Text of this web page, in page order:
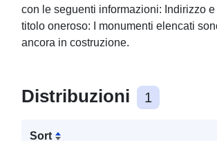
con le seguenti informazioni: Indirizzo
titolo oneroso: I monumenti elencati
ancora in costruzione.
Distribuzioni 1
Sort